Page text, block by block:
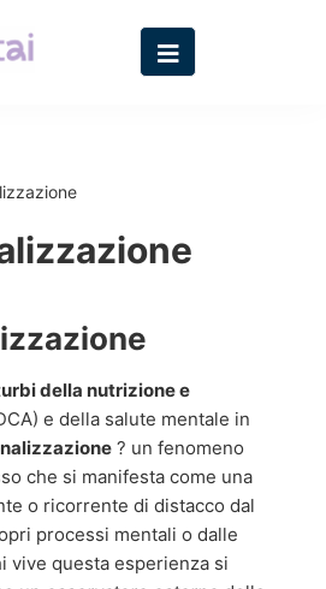
della nutrizione e
e della salute mentale in
? un fenomeno
che si manifesta come una
o ricorrente di distacco dal
processi mentali o dalle
vive questa esperienza si